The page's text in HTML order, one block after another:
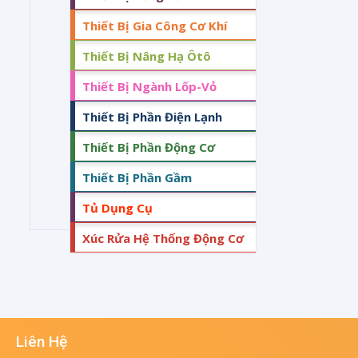
Thiết Bị Gia Công Cơ Khí
Thiết Bị Nâng Hạ Ôtô
Thiết Bị Ngành Lốp-Vỏ
Thiết Bị Phần Điện Lạnh
Thiết Bị Phần Động Cơ
Thiết Bị Phần Gầm
Tủ Dụng Cụ
Xúc Rửa Hệ Thống Động Cơ
Liên Hệ